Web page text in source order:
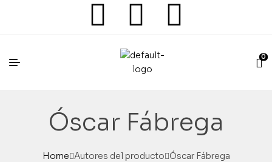
0
Óscar Fábrega
Home Autores del producto Óscar Fábrega